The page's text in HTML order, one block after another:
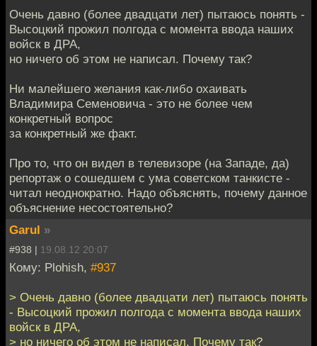
Очень давно (более двадцати лет) пытаюсь понять -
Высоцкий прожил полгода с момента ввода наших
войск в ДРА,
но ничего об этом не написал. Почему так?
Ни малейшего желания как-либо охаивать
Владимира Семеновича - это не более чем
конкретный вопрос
за конкретный же факт.
Про то, что он видел в телевизоре (на Западе, да)
репортаж о сошедшем с ума советском танкисте -
читал неоднократно. Надо объяснять, почему данное
объяснение несостоятельно?
Garul »
#938 | 19.08.12 20:07
Кому: Plohish, #937
> Очень давно (более двадцати лет) пытаюсь понять
- Высоцкий прожил полгода с момента ввода наших
войск в ДРА,
> но ничего об этом не написал. Почему так?